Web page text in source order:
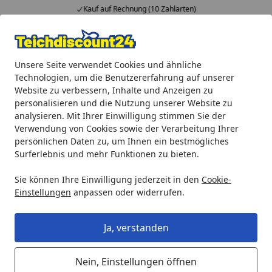
Unsere Seite verwendet Cookies und ähnliche
Technologien, um die Benutzererfahrung auf unserer
Website zu verbessern, Inhalte und Anzeigen zu
personalisieren und die Nutzung unserer Website zu
analysieren. Mit Ihrer Einwilligung stimmen Sie der
Verwendung von Cookies sowie der Verarbeitung Ihrer
persönlichen Daten zu, um Ihnen ein bestmögliches
Surferlebnis und mehr Funktionen zu bieten.
Sie können Ihre Einwilligung jederzeit in den Cookie-
Einstellungen anpassen oder widerrufen.
Ja, verstanden
Nein, Einstellungen öffnen
Kauf auf Rechnung (10 Zahlarten)
Alle Produkte
Mein Konto
Suchen
Startseite
Teichprodukte Teichfilter & Teichbelüfter Durchlauffilter
Heissner Durchlauffilter-Set 24m³ -
24W UVC (FPU24000-00) bis 2020